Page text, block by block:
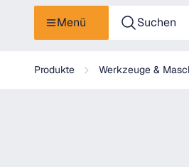
Menü Suchen
Produkte Werkzeuge &
Xuron 485S Xuro-Grip